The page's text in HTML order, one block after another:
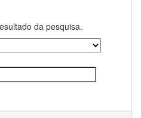
da pesquisa.